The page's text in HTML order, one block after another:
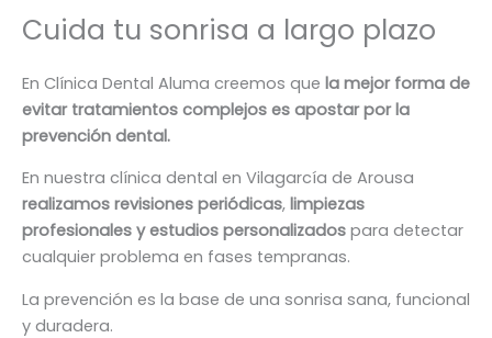
Cuida tu sonrisa a largo plazo
En Clínica Dental Aluma creemos que la mejor forma de
evitar tratamientos complejos es apostar por la
prevención dental.
En nuestra clínica dental en Vilagarcía de Arousa
realizamos revisiones periódicas, limpiezas
profesionales y estudios personalizados para detectar
cualquier problema en fases tempranas.
La prevención es la base de una sonrisa sana, funcional
y duradera.